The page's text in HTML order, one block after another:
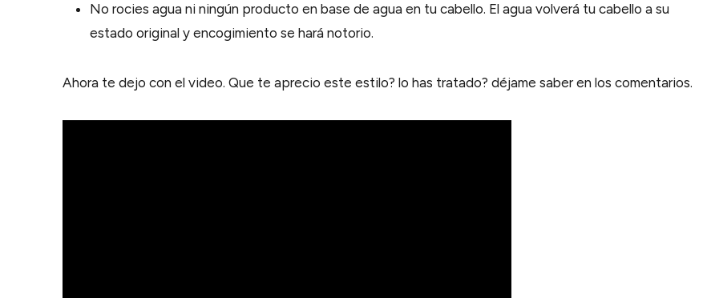
No rocies agua ni ningún producto en base de agua en tu cabello. El agua volverá tu cabello a su
estado original y encogimiento se hará notorio.
Ahora te dejo con el video. Que te aprecio este estilo? lo has tratado? déjame saber en los comentarios.